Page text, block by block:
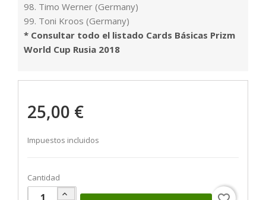
98. Timo Werner (Germany)
99. Toni Kroos (Germany)
* Consultar todo el listado Cards Básicas Prizm
World Cup Rusia 2018
25,00 €
Impuestos incluidos
Cantidad